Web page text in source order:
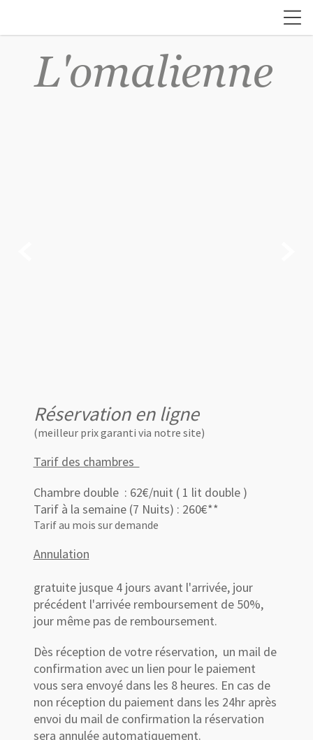
L'omalienne
Réservation en ligne
(meilleur prix garanti via notre site)
Tarif des chambres
Chambre double : 62€/nuit ( 1 lit double )
Tarif à la semaine (7 Nuits) : 260€**
Tarif au mois sur demande
Annulation
gratuite jusque 4 jours avant l'arrivée, jour
précédent l'arrivée remboursement de 50%,
jour même pas de remboursement.
Dès réception de votre réservation, un mail de
confirmation avec un lien pour le paiement
vous sera envoyé dans les 8 heures. En cas de
non réception du paiement dans les 24hr après
envoi du mail de confirmation la réservation
sera annulée automatiquement.